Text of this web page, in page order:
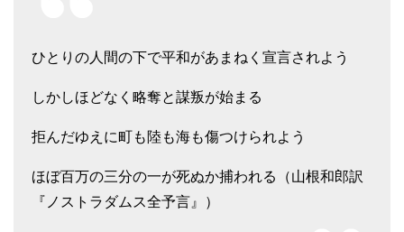
ひとりの人間の下で平和があまねく宣言されよう
しかしほどなく略奪と謀叛が始まる
拒んだゆえに町も陸も海も傷つけられよう
ほぼ百万の三分の一が死ぬか捕われる（山根和郎訳
『ノストラダムス全予言』）